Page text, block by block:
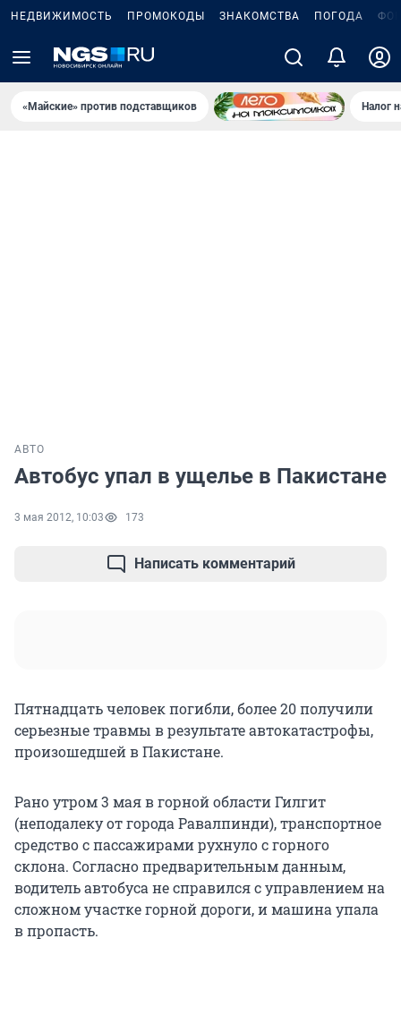
НЕДВИЖИМОСТЬ ПРОМОКОДЫ ЗНАКОМСТВА ПОГОДА
«Майские» против подставщиков Налог
АВТО
Автобус упал в ущелье в Пакистане
3 мая 2012, 10:03 173
Написать комментарий
Пятнадцать человек погибли, более 20 получили
серьезные травмы в результате автокатастрофы,
произошедшей в Пакистане.
Рано утром 3 мая в горной области Гилгит
(неподалеку от города Равалпинди), транспортное
средство с пассажирами рухнуло с горного
склона. Согласно предварительным данным,
водитель автобуса не справился с управлением на
сложном участке горной дороги, и машина упала
в пропасть.